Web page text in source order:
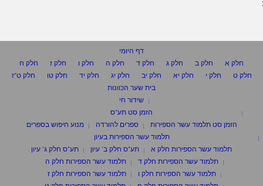
דף היומי
חלק א
חלק ב חלק ג חלק ד חלק ה חלק ו חלק ז
חלק ח
חלק ט
חלק י חלק יא חלק יב חלק יג חלק יד חלק טו
חלק ט"ז
בית שער הכוונות
שידור חי
הזמן סט תע"ס
הזמן סט תלמוד עשר הספירות
ספרים להורדה
מנוע חיפוש בספרים
תלמוד עשר הספירות בעיון
תלמוד עשר הספירות חלק א
תע"ס חלק ב' עיון
תע"ס חלק ג' עיון
תלמוד עשר הספירות חלק ד
תלמוד עשר הספירות חלק ה
תלמוד עשר הספירות חלק ו
תלמוד עשר הספירות חלק ז